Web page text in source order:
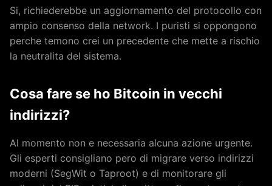
Si, richiederebbe un aggiornamento del protocollo con
ampio consenso della network. I puristi si oppongono
perche temono crei un precedente che mette a rischio
la neutralita del sistema.
Cosa fare se ho Bitcoin in vecchi
indirizzi?
Al momento non e necessaria alcuna azione urgente.
Gli esperti consigliano pero di migrare verso indirizzi
moderni (SegWit o Taproot) e di monitorare gli